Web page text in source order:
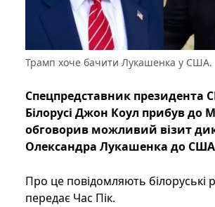
Трамп хоче бачити Лукашенка у США.
Спецпредставник президента
Білорусі Джон Коул прибув до
обговорив можливий візит
Олександра Лукашенка до
Про це повідомляють білоруські
передає Час Пік.